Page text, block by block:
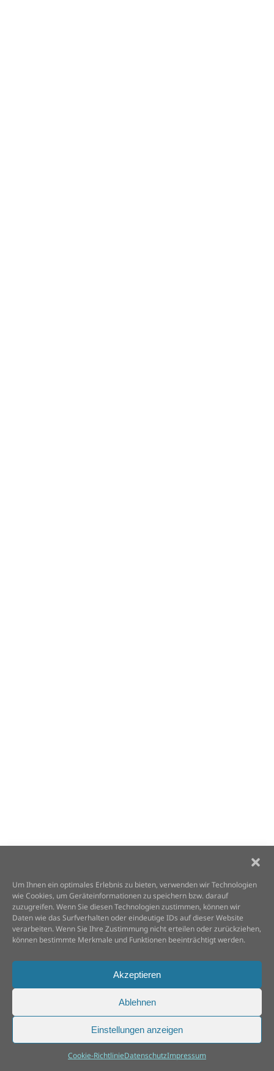
Um Ihnen ein optimales Erlebnis zu bieten, verwenden wir Technologien
wie Cookies, um Geräteinformationen zu speichern bzw. darauf
zuzugreifen. Wenn Sie diesen Technologien zustimmen, können wir
Daten wie das Surfverhalten oder eindeutige IDs auf dieser Website
verarbeiten. Wenn Sie Ihre Zustimmung nicht erteilen oder zurückziehen,
können bestimmte Merkmale und Funktionen beeinträchtigt werden.
Akzeptieren
Ablehnen
Einstellungen anzeigen
Cookie-RichtlinieDatenschutzImpressum